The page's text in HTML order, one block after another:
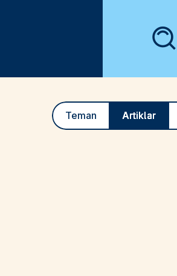
Teman Artiklar